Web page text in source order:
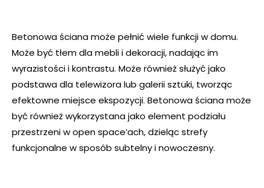
Betonowa ściana może pełnić wiele funkcji w domu.
Może być tłem dla mebli i dekoracji, nadając im
wyrazistości i kontrastu. Może również służyć jako
podstawa dla telewizora lub galerii sztuki, tworząc
efektowne miejsce ekspozycji. Betonowa ściana może
być również wykorzystana jako element podziału
przestrzeni w open space’ach, dzieląc strefy
funkcjonalne w sposób subtelny i nowoczesny.